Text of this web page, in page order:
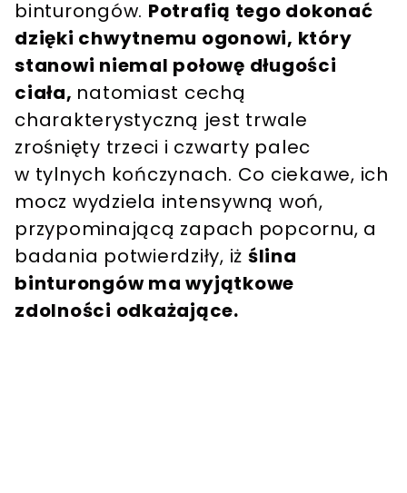
binturongów. Potrafią tego dokonać
dzięki chwytnemu ogonowi, który
stanowi niemal połowę długości
ciała, natomiast cechą
charakterystyczną jest trwale
zrośnięty trzeci i czwarty palec
w tylnych kończynach. Co ciekawe, ich
mocz wydziela intensywną woń,
przypominającą zapach popcornu, a
badania potwierdziły, iż ślina
binturongów ma wyjątkowe
zdolności odkażające.